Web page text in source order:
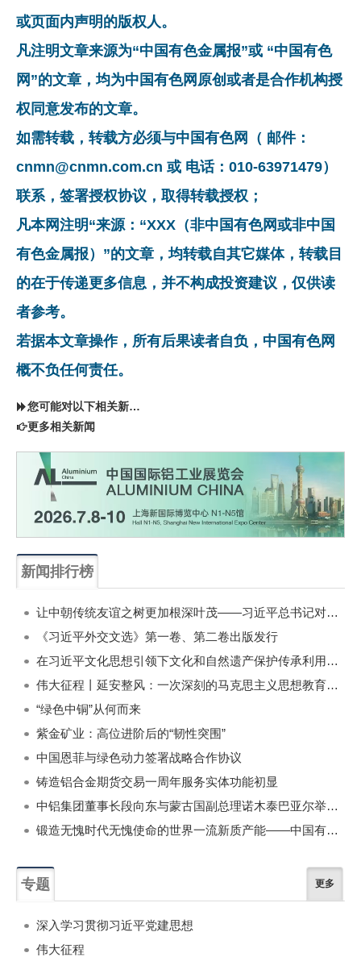
或页面内声明的版权人。
凡注明文章来源为“中国有色金属报”或 “中国有色
网”的文章，均为中国有色网原创或者是合作机构授
权同意发布的文章。
如需转载，转载方必须与中国有色网（ 邮件：
cnmn@cnmn.com.cn 或 电话：010-63971479）
联系，签署授权协议，取得转载授权；
凡本网注明“来源：“XXX（非中国有色网或非中国
有色金属报）”的文章，均转载自其它媒体，转载目
的在于传递更多信息，并不构成投资建议，仅供读
者参考。
若据本文章操作，所有后果读者自负，中国有色网
概不负任何责任。
您可能对以下相关新闻同样感兴趣
更多相关新闻
新闻排行榜
让中朝传统友谊之树更加根深叶茂——习近平总书记对朝鲜进行国事访问纪实
《习近平外交文选》第一卷、第二卷出版发行
在习近平文化思想引领下文化和自然遗产保护传承利用工作开创新局面
伟大征程丨延安整风：一次深刻的马克思主义思想教育运动
“绿色中铜”从何而来
紫金矿业：高位进阶后的“韧性突围”
中国恩菲与绿色动力签署战略合作协议
铸造铝合金期货交易一周年服务实体功能初显
中铝集团董事长段向东与蒙古国副总理诺木泰巴亚尔举行会谈
锻造无愧时代无愧使命的世界一流新质产能——中国有色金属工业的战略应对与破局之道（二）
专题 更多
深入学习贯彻习近平党建思想
伟大征程